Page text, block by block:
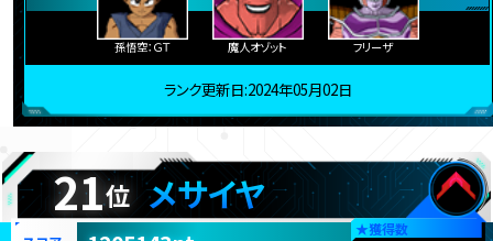
孫悟空：ＧＴ 魔人オゾット フリーザ
ランク更新日:2024年05月02日
21位 メサイヤ
★獲得数